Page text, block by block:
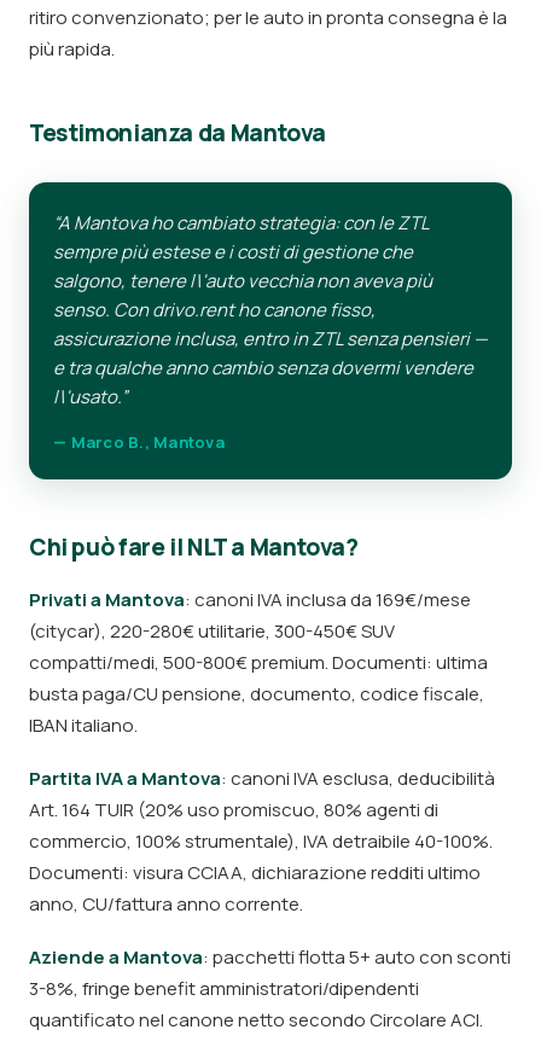
ritiro convenzionato; per le auto in pronta consegna è la
più rapida.
Testimonianza da Mantova
“A Mantova ho cambiato strategia: con le ZTL
sempre più estese e i costi di gestione che
salgono, tenere l\'auto vecchia non aveva più
senso. Con drivo.rent ho canone fisso,
assicurazione inclusa, entro in ZTL senza pensieri —
e tra qualche anno cambio senza dovermi vendere
l\'usato.”
— Marco B., Mantova
Chi può fare il NLT a Mantova?
Privati a Mantova: canoni IVA inclusa da 169€/mese
(citycar), 220-280€ utilitarie, 300-450€ SUV
compatti/medi, 500-800€ premium. Documenti: ultima
busta paga/CU pensione, documento, codice fiscale,
IBAN italiano.
Partita IVA a Mantova: canoni IVA esclusa, deducibilità
Art. 164 TUIR (20% uso promiscuo, 80% agenti di
commercio, 100% strumentale), IVA detraibile 40-100%.
Documenti: visura CCIAA, dichiarazione redditi ultimo
anno, CU/fattura anno corrente.
Aziende a Mantova: pacchetti flotta 5+ auto con sconti
3-8%, fringe benefit amministratori/dipendenti
quantificato nel canone netto secondo Circolare ACI.